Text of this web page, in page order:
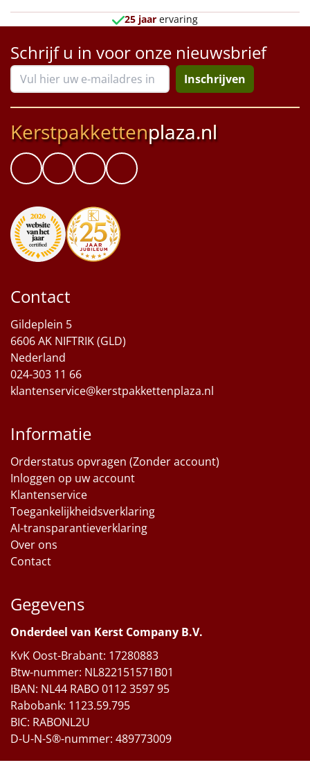
25 jaar ervaring
Schrijf u in voor onze nieuwsbrief
Inschrijven
Kerstpakkettenplaza.nl
Contact
Gildeplein 5
6606 AK NIFTRIK (GLD)
Nederland
024-303 11 66
klantenservice@kerstpakkettenplaza.nl
Informatie
Orderstatus opvragen (Zonder account)
Inloggen op uw account
Klantenservice
Toegankelijkheidsverklaring
AI-transparantieverklaring
Over ons
Contact
Gegevens
Onderdeel van Kerst Company B.V.
KvK Oost-Brabant: 17280883
Btw-nummer: NL822151571B01
IBAN: NL44 RABO 0112 3597 95
Rabobank: 1123.59.795
BIC: RABONL2U
D-U-N-S®-nummer: 489773009